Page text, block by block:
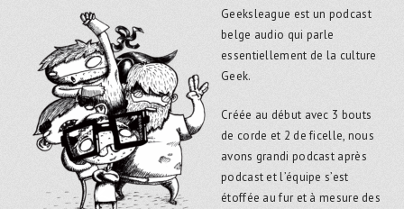
Geeksleague est un podcast
belge audio qui parle
essentiellement de la culture
Geek.
Créée au début avec 3 bouts
de corde et 2 de ficelle, nous
avons grandi podcast après
podcast et l’équipe s’est
étoffée au fur et à mesure des